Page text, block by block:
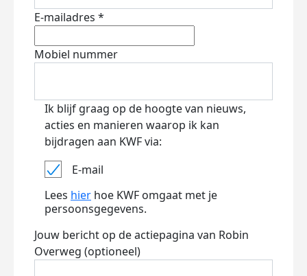
E-mailadres *
Mobiel nummer
Ik blijf graag op de hoogte van nieuws,
acties en manieren waarop ik kan
bijdragen aan KWF via:
E-mail
Lees hier hoe KWF omgaat met je
persoonsgegevens.
Jouw bericht op de actiepagina van Robin
Overweg (optioneel)